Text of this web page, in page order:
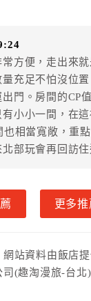
府頒布狀況”停
理之。待飯店確
通行將 扣除訂單
者。
抵用券異動訂
人因素』導致下
方便，走出來就
充足不怕沒位
門。房間的CP
小小一間，在
也相當寬敞，重
部玩會再回訪住
更多
網站資料由飯店
(趣淘漫旅-台北